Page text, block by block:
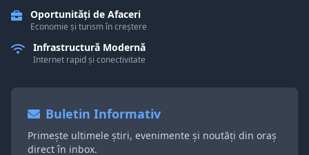
Oportunități de Afaceri
Economie și turism în creștere
Infrastructură Modernă
Internet rapid și conectivitate
Buletin Informativ
Primește ultimele știri, evenimente și noutăți din oraș
direct în inbox.